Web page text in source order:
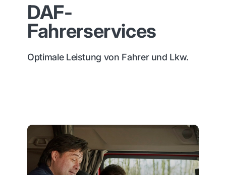
DAF-
Fahrerservices
Optimale Leistung von Fahrer und Lkw.